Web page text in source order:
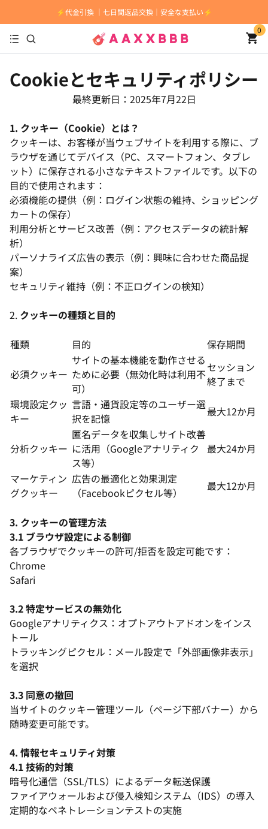
⚡️代金引換 ｜七日間返品交換｜安全な支払い⚡️
0
Cookieとセキュリティポリシー
最終更新日：2025年7月22日
1. クッキー（Cookie）とは？
クッキーは、お客様が当ウェブサイトを利用する際に、ブ
ラウザを通じてデバイス（PC、スマートフォン、タブレ
ット）に保存される小さなテキストファイルです。以下の
目的で使用されます：
必須機能の提供（例：ログイン状態の維持、ショッピング
カートの保存）
利用分析とサービス改善（例：アクセスデータの統計解
析）
パーソナライズ広告の表示（例：興味に合わせた商品提
案）
セキュリティ維持（例：不正ログインの検知）
2. クッキーの種類と目的
種類 目的 保存期間
必須クッキー
サイトの基本機能を動作させる
ために必要（無効化時は利用不
可）
セッション
終了まで
環境設定クッ
キー
言語・通貨設定等のユーザー選
択を記憶
最大12か月
分析クッキー
匿名データを収集しサイト改善
に活用（Googleアナリティク
ス等）
最大24か月
マーケティン
グクッキー
広告の最適化と効果測定
（Facebookピクセル等）
最大12か月
3. クッキーの管理方法
3.1 ブラウザ設定による制御
各ブラウザでクッキーの許可/拒否を設定可能です：
Chrome
Safari
3.2 特定サービスの無効化
Googleアナリティクス：オプトアウトアドオンをインス
トール
トラッキングピクセル：メール設定で「外部画像非表示」
を選択
3.3 同意の撤回
当サイトのクッキー管理ツール（ページ下部バナー）から
随時変更可能です。
4. 情報セキュリティ対策
4.1 技術的対策
暗号化通信（SSL/TLS）によるデータ転送保護
ファイアウォールおよび侵入検知システム（IDS）の導入
定期的なペネトレーションテストの実施